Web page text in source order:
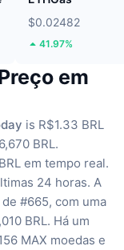
$0.02482
41.97%
em
is R$1.33 BRL
BRL.
em tempo real.
24 horas. A
#665, com uma
BRL. Há um
MAX moedas e